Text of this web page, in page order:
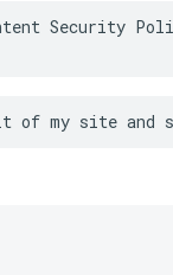
Security
of my site and